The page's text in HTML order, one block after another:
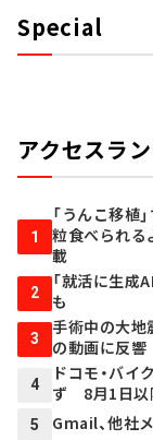
Special
アクセスラ
1
「うんこ移植
粒食べられ
載
2
「就活に生
も
3
手術中の大
の動画に反響
4
ドコモ・バイ
ず 8月1日以
5 Gmail、他社